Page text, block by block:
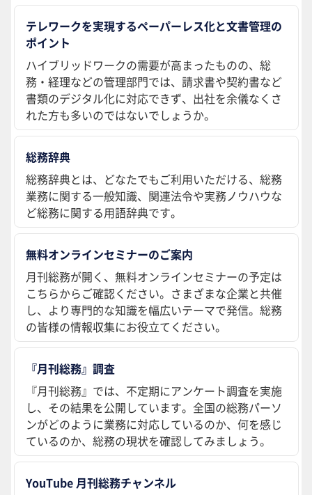
テレワークを実現するペーパーレス化と文書管理の
ポイント
ハイブリッドワークの需要が高まったものの、総
務・経理などの管理部門では、請求書や契約書など
書類のデジタル化に対応できず、出社を余儀なくさ
れた方も多いのではないでしょうか。
総務辞典
総務辞典とは、どなたでもご利用いただける、総務
業務に関する一般知識、関連法令や実務ノウハウな
ど総務に関する用語辞典です。
無料オンラインセミナーのご案内
月刊総務が開く、無料オンラインセミナーの予定は
こちらからご確認ください。さまざまな企業と共催
し、より専門的な知識を幅広いテーマで発信。総務
の皆様の情報収集にお役立てください。
『月刊総務』調査
『月刊総務』では、不定期にアンケート調査を実施
し、その結果を公開しています。全国の総務パーソ
ンがどのように業務に対応しているのか、何を感じ
ているのか、総務の現状を確認してみましょう。
YouTube 月刊総務チャンネル